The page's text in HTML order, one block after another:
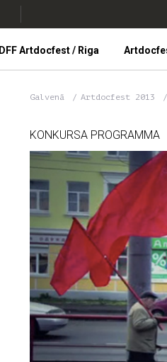
IDFF Artdocfest / Riga
Galvenā Artdocfest 2013
KONKURSA PROGRAMMA